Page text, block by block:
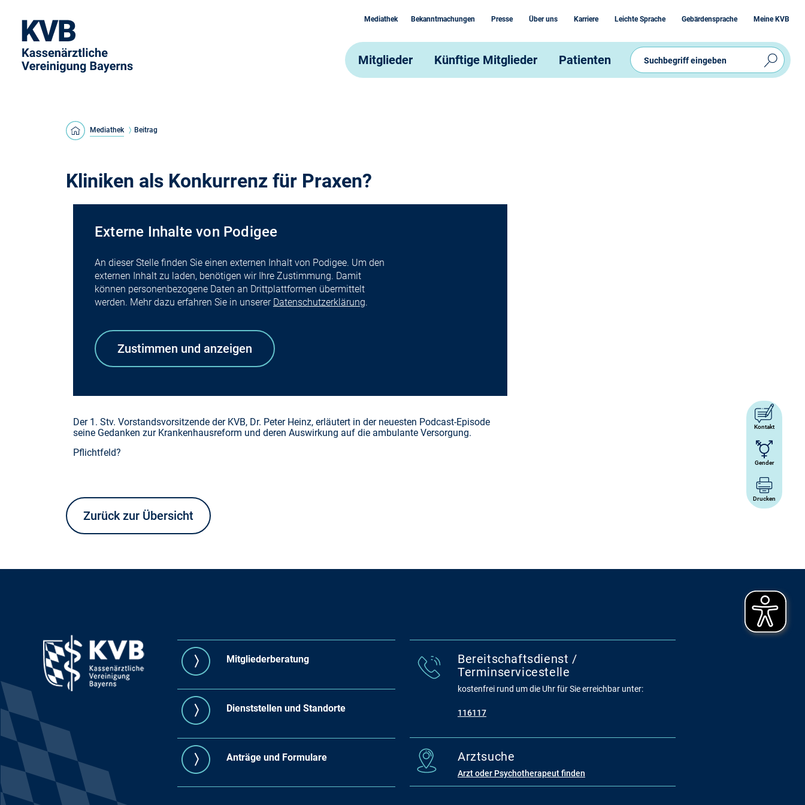
Mediathek Bekanntmachungen Presse Über uns Karriere Leichte Sprache Gebärdensprache Meine KVB
Mitglieder Künftige Mitglieder Patienten
Mediathek Beitrag
Kliniken als Konkurrenz für Praxen?
Externe Inhalte von Podigee
An dieser Stelle finden Sie einen externen Inhalt von Podigee. Um den
externen Inhalt zu laden, benötigen wir Ihre Zustimmung. Damit
können personenbezogene Daten an Drittplattformen übermittelt
werden. Mehr dazu erfahren Sie in unserer Datenschutzerklärung.
Zustimmen und anzeigen
Der 1. Stv. Vorstandsvorsitzende der KVB, Dr. Peter Heinz, erläutert in der neuesten Podcast-Episode
seine Gedanken zur Krankenhausreform und deren Auswirkung auf die ambulante Versorgung.
Pflichtfeld?
Zurück zur Übersicht
Mitgliederberatung
Dienststellen und Standorte
Anträge und Formulare
Bereitschaftsdienst /
Terminservicestelle
kostenfrei rund um die Uhr für Sie erreichbar unter:
116117
Arztsuche
Arzt oder Psychotherapeut finden
Kontakt
Gender
Drucken